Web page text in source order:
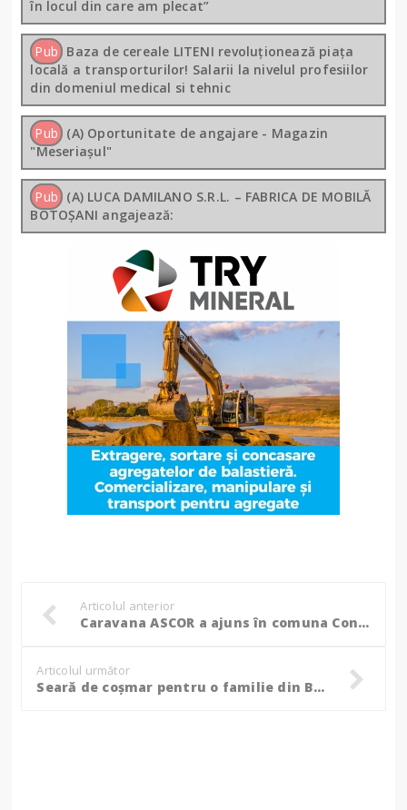
în locul din care am plecat”
Pub Baza de cereale LITENI revoluționează piața
locală a transporturilor! Salarii la nivelul profesiilor
din domeniul medical si tehnic
Pub (A) Oportunitate de angajare - Magazin
"Meseriașul"
Pub (A) LUCA DAMILANO S.R.L. – FABRICA DE MOBILĂ
BOTOȘANI angajează:
Articolul anterior
Caravana ASCOR a ajuns în comuna Concești, din județul Botoșani (Foto)
Articolul următor
Seară de coşmar pentru o familie din Botoşani: Tânăr lovit de unchi cu coasa, sub privirile tatălui!